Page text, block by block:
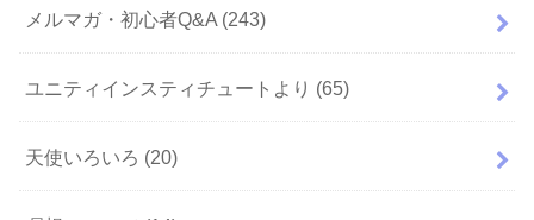
メルマガ・初心者Q&A (243)
ユニティインスティチュートより (65)
天使いろいろ (20)